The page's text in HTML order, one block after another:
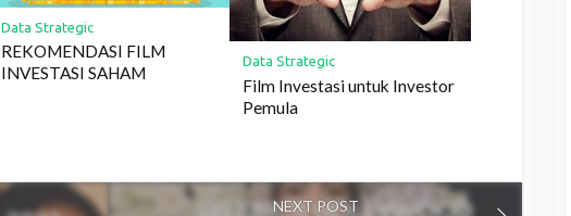
Data Strategic
REKOMENDASI FILM
INVESTASI SAHAM
Data Strategic
Film Investasi untuk Investor
Pemula
NEXT POST